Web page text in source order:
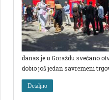
danas je u Goraždu svečano
dobio još jedan savremeni
Detaljno